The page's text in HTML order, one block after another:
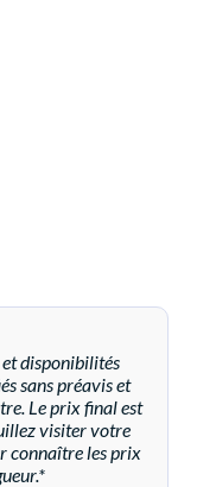
disponibilités
sans préavis et
Le prix final est
visiter votre
connaître les prix